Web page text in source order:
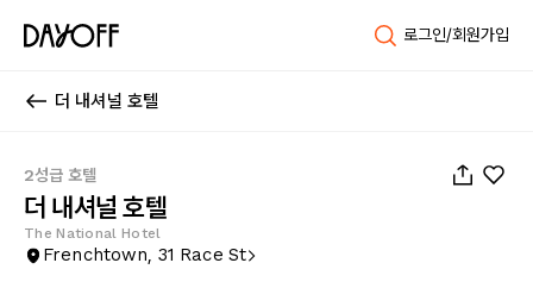
로그인/회원가입
더 내셔널 호텔
2성급 호텔
더 내셔널 호텔
The National Hotel
Frenchtown, 31 Race St